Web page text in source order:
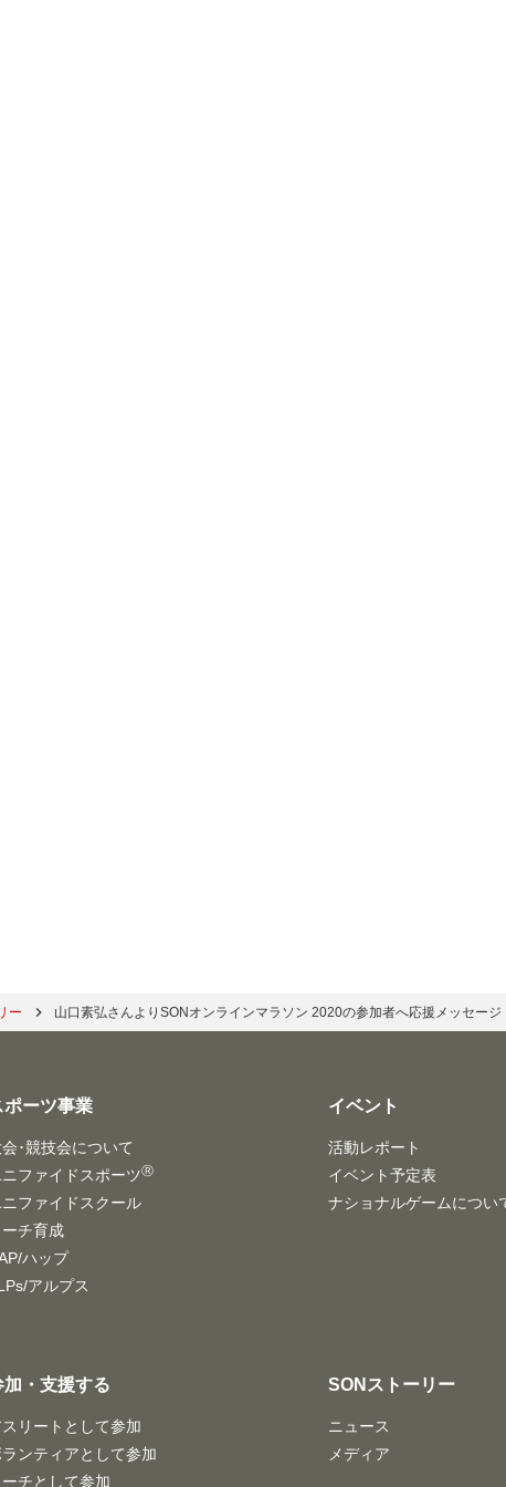
ー 山口素弘さんよりSONオンラインマラソン 2020の参加者へ応援メッセージ
ポーツ事業
会･競技会について
ファイドスポーツⓇ
ファイドスクール
ーチ育成
ハップ
アルプス
加・支援する
スリートとして参加
ンティアとして参加
ーチとして参加
イベント
活動レポート
イベント予定表
ナショナルゲームについ
SONストーリー
ニュース
メディア